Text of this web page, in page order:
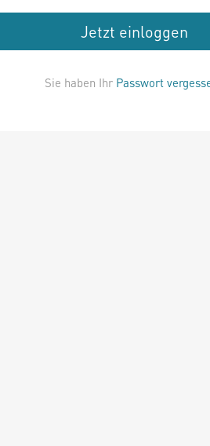
Jetzt einloggen
Sie haben Ihr Passwort